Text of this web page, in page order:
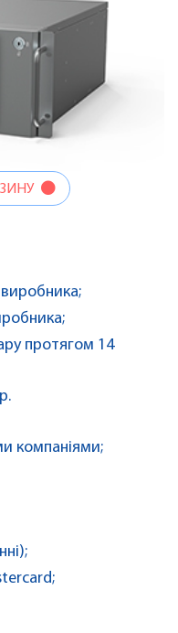
протягом 14
компаніями;